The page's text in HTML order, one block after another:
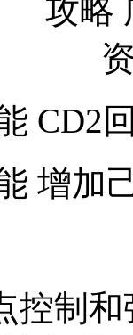
CD2
增加
控制